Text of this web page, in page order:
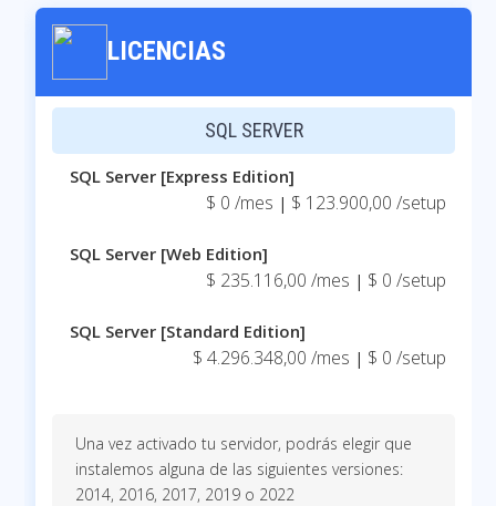
LICENCIAS
SQL SERVER
SQL Server [Express Edition]
$ 0 /mes | $ 123.900,00 /setup
SQL Server [Web Edition]
$ 235.116,00 /mes | $ 0 /setup
SQL Server [Standard Edition]
$ 4.296.348,00 /mes | $ 0 /setup
Una vez activado tu servidor, podrás elegir que
instalemos alguna de las siguientes versiones:
2014, 2016, 2017, 2019 o 2022